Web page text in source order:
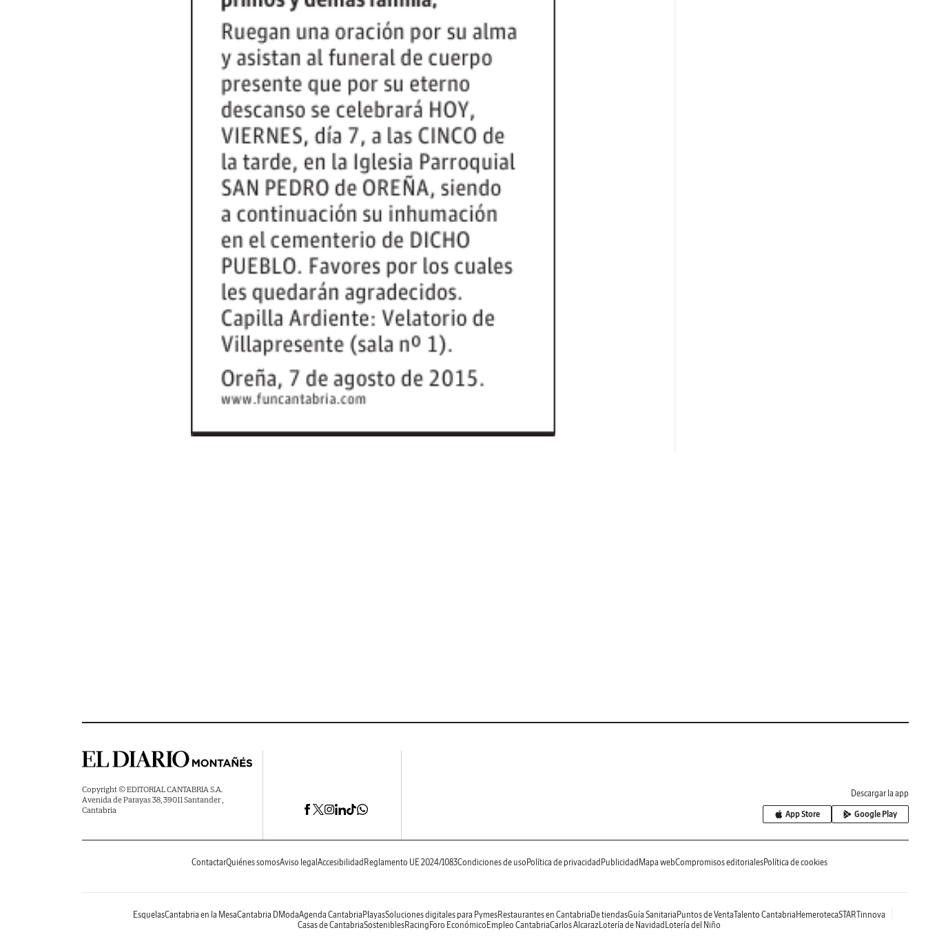
Copyright © EDITORIAL CANTABRIA S.A.
Avenida de Parayas 38, 39011 Santander ,
Cantabria
Descargar la app
App Store Google Play
ContactarQuiénes somosAviso legalAccesibilidadReglamento UE 2024/1083Condiciones de usoPolítica de privacidadPublicidadMapa webCompromisos editorialesPolítica de cookies
EsquelasCantabria en la MesaCantabria DModaAgenda CantabriaPlayasSoluciones digitales para PymesRestaurantes en CantabriaDe tiendasGuía SanitariaPuntos de VentaTalento CantabriaHemerotecaSTARTinnova
Casas de CantabriaSosteniblesRacingForo EconómicoEmpleo CantabriaCarlos AlcarazLotería de NavidadLotería del Niño